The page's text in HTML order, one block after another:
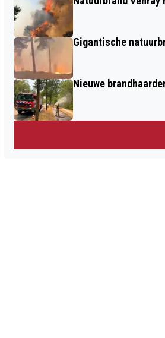
Gigantische
Nieuwe